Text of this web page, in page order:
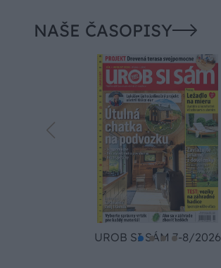
NAŠE ČASOPISY
UROB SI SÁM 7-8/2026